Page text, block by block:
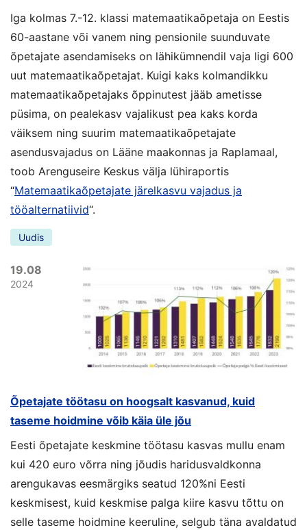
Iga kolmas 7.-12. klassi matemaatikaõpetaja on Eestis
60-aastane või vanem ning pensionile suunduvate
õpetajate asendamiseks on lähikümnendil vaja ligi 600
uut matemaatikaõpetajat. Kuigi kaks kolmandikku
matemaatikaõpetajaks õppinutest jääb ametisse
püsima, on pealekasv vajalikust pea kaks korda
väiksem ning suurim matemaatikaõpetajate
asendusvajadus on Lääne maakonnas ja Raplamaal,
toob Arenguseire Keskus välja lühiraportis
“Matemaatikaõpetajate järelkasvu vajadus ja
tööalternatiivid“.
Uudis
19.08
2024
Õpetajate töötasu on hoogsalt kasvanud, kuid
taseme hoidmine võib käia üle jõu
Eesti õpetajate keskmine töötasu kasvas mullu enam
kui 420 euro võrra ning jõudis haridusvaldkonna
arengukavas eesmärgiks seatud 120%ni Eesti
keskmisest, kuid keskmise palga kiire kasvu tõttu on
selle taseme hoidmine keeruline, selgub täna avaldatud